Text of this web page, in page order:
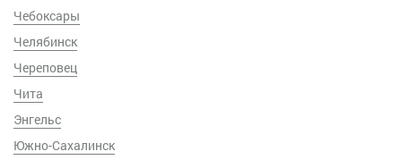
Чебоксары
Челябинск
Череповец
Чита
Энгельс
Южно-Сахалинск